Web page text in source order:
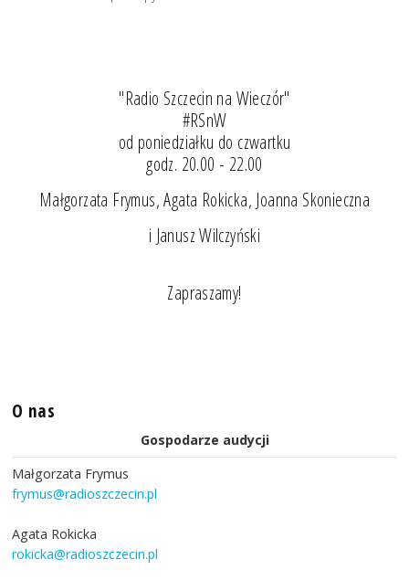
"Radio Szczecin na Wieczór"
#RSnW
od poniedziałku do czwartku
godz. 20.00 - 22.00
Małgorzata Frymus, Agata Rokicka, Joanna Skonieczna
i Janusz Wilczyński
Zapraszamy!
O nas
Gospodarze audycji
Małgorzata Frymus
frymus@radioszczecin.pl
Agata Rokicka
rokicka@radioszczecin.pl